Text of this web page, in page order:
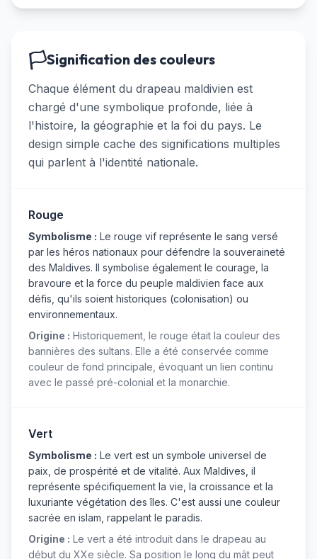
🏳️Signification des couleurs
Chaque élément du drapeau maldivien est
chargé d'une symbolique profonde, liée à
l'histoire, la géographie et la foi du pays. Le
design simple cache des significations multiples
qui parlent à l'identité nationale.
Rouge
Symbolisme : Le rouge vif représente le sang versé
par les héros nationaux pour défendre la souveraineté
des Maldives. Il symbolise également le courage, la
bravoure et la force du peuple maldivien face aux
défis, qu'ils soient historiques (colonisation) ou
environnementaux.
Origine : Historiquement, le rouge était la couleur des
bannières des sultans. Elle a été conservée comme
couleur de fond principale, évoquant un lien continu
avec le passé pré-colonial et la monarchie.
Vert
Symbolisme : Le vert est un symbole universel de
paix, de prospérité et de vitalité. Aux Maldives, il
représente spécifiquement la vie, la croissance et la
luxuriante végétation des îles. C'est aussi une couleur
sacrée en islam, rappelant le paradis.
Origine : Le vert a été introduit dans le drapeau au
début du XXe siècle. Sa position le long du mât peut